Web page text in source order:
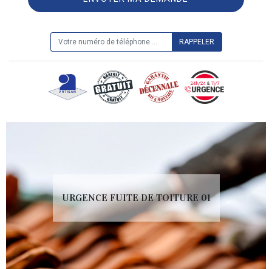
URGENCE FUITE DE TOITURE 01